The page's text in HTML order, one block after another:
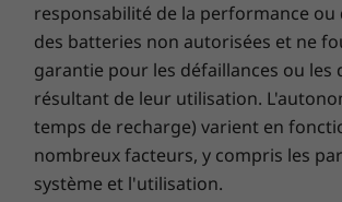
seulement 15 minutes. Vous
remettre à fonctionner
également une gamme puissante
que USB-C, HDMI 2.1 TMDS et
connecter des accessoires, des
résolution et un stockage
DURABILITÉ
Certifications/Registres
EPEAT™ Gold
ENERGY STAR®8.0
MIL-STD-810H
responsabilité de la performance ou
des batteries non autorisées et ne
garantie pour les défaillances ou les
résultant de leur utilisation.
temps de recharge) varient en
nombreux facteurs, y compris les
système et l'utilisation.